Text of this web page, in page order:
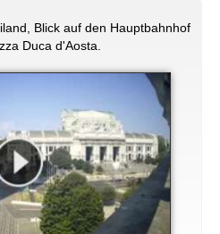
Blick auf den Hauptbahnhof
Duca d'Aosta.